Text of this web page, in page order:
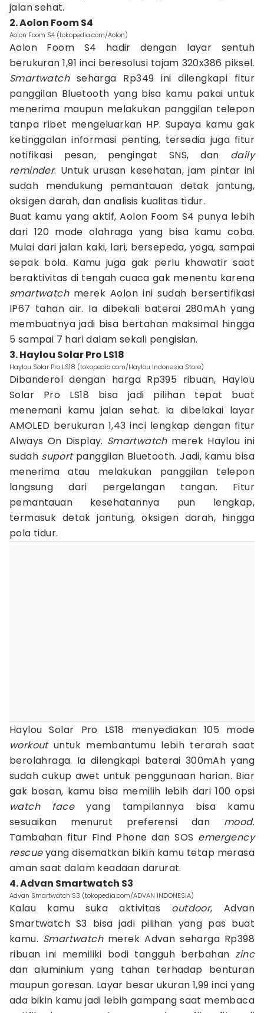
jalan sehat.
2. Aolon Foom S4
Aolon Foom S4 (tokopedia.com/Aolon)
Aolon Foom S4 hadir dengan layar sentuh
berukuran 1,91 inci beresolusi tajam 320x386 piksel.
Smartwatch seharga Rp349 ini dilengkapi fitur
panggilan Bluetooth yang bisa kamu pakai untuk
menerima maupun melakukan panggilan telepon
tanpa ribet mengeluarkan HP. Supaya kamu gak
ketinggalan informasi penting, tersedia juga fitur
notifikasi pesan, pengingat SNS, dan daily
reminder. Untuk urusan kesehatan, jam pintar ini
sudah mendukung pemantauan detak jantung,
oksigen darah, dan analisis kualitas tidur.
Buat kamu yang aktif, Aolon Foom S4 punya lebih
dari 120 mode olahraga yang bisa kamu coba.
Mulai dari jalan kaki, lari, bersepeda, yoga, sampai
sepak bola. Kamu juga gak perlu khawatir saat
beraktivitas di tengah cuaca gak menentu karena
smartwatch merek Aolon ini sudah bersertifikasi
IP67 tahan air. Ia dibekali baterai 280mAh yang
membuatnya jadi bisa bertahan maksimal hingga
5 sampai 7 hari dalam sekali pengisian.
3. Haylou Solar Pro LS18
Haylou Solar Pro LS18 (tokopedia.com/Haylou Indonesia Store)
Dibanderol dengan harga Rp395 ribuan, Haylou
Solar Pro LS18 bisa jadi pilihan tepat buat
menemani kamu jalan sehat. Ia dibelakai layar
AMOLED berukuran 1,43 inci lengkap dengan fitur
Always On Display. Smartwatch merek Haylou ini
sudah suport panggilan Bluetooth. Jadi, kamu bisa
menerima atau melakukan panggilan telepon
langsung dari pergelangan tangan. Fitur
pemantauan kesehatannya pun lengkap,
termasuk detak jantung, oksigen darah, hingga
pola tidur.
Haylou Solar Pro LS18 menyediakan 105 mode
workout untuk membantumu lebih terarah saat
berolahraga. Ia dilengkapi baterai 300mAh yang
sudah cukup awet untuk penggunaan harian. Biar
gak bosan, kamu bisa memilih lebih dari 100 opsi
watch faceyang tampilannya bisa kamu
sesuaikan menurut preferensi dan mood.
Tambahan fitur Find Phone dan SOS emergency
rescueyang disematkan bikin kamu tetap merasa
aman saat dalam keadaan darurat.
4. Advan Smartwatch S3
Advan Smartwatch S3 (tokopedia.com/ADVAN INDONESIA)
Kalau kamu suka aktivitas outdoor, Advan
Smartwatch S3 bisa jadi pilihan yang pas buat
kamu. Smartwatch merek Advan seharga Rp398
ribuan ini memiliki bodi tangguh berbahanzinc
dan aluminium yang tahan terhadap benturan
maupun goresan. Layar besar ukuran 1,99 inci yang
ada bikin kamu jadi lebih gampang saat membaca